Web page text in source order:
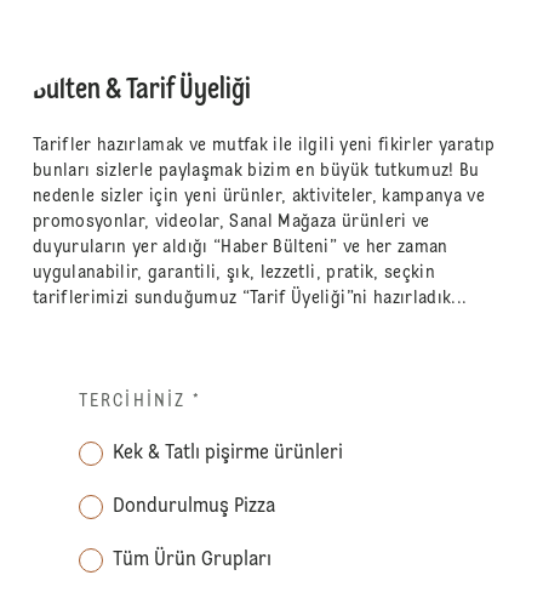
Bülten & Tarif Üyeliği
Tarifler hazırlamak ve mutfak ile ilgili yeni fikirler yaratıp
bunları sizlerle paylaşmak bizim en büyük tutkumuz! Bu
nedenle sizler için yeni ürünler, aktiviteler, kampanya ve
promosyonlar, videolar, Sanal Mağaza ürünleri ve
duyuruların yer aldığı “Haber Bülteni” ve her zaman
uygulanabilir, garantili, şık, lezzetli, pratik, seçkin
tariflerimizi sunduğumuz “Tarif Üyeliği”ni hazırladık...
TERCIHINIZ *
Kek & Tatlı pişirme ürünleri
Dondurulmuş Pizza
Tüm Ürün Grupları